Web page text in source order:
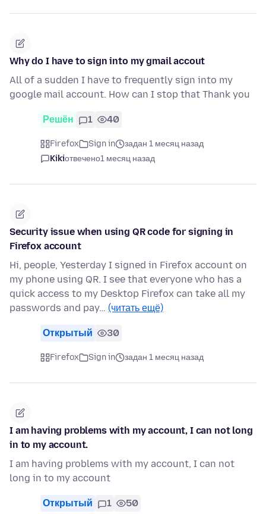
Why do I have to sign into my gmail accout
All of a sudden I have to frequently sign into my
google mail account. How can I stop that Thank you
Решён 1 40
Firefox Sign in
задан 1 месяц назад
Kikiотвечено1 месяц назад
Security issue when using QR code for signing in
Firefox account
Hi, people, Yesterday I signed in Firefox account on
my phone using QR. I see that everyone who has a
quick access to my Desktop Firefox can take all my
passwords and pay… (читать ещё)
Открытый 30
Firefox Sign in задан 1 месяц назад
I am having problems with my account, I can not long
in to my account.
I am having problems with my account, I can not
long in to my account
Открытый 1 50